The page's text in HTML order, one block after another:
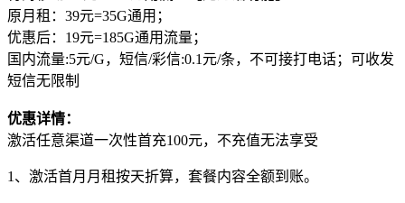
原月租：39元=35G通用；
优惠后：19元=185G通用流量；
国内流量:5元/G，短信/彩信:0.1元/条，不可接打电话；可收发
短信无限制
优惠详情：
激活任意渠道一次性首充100元，不充值无法享受
1、激活首月月租按天折算，套餐内容全额到账。